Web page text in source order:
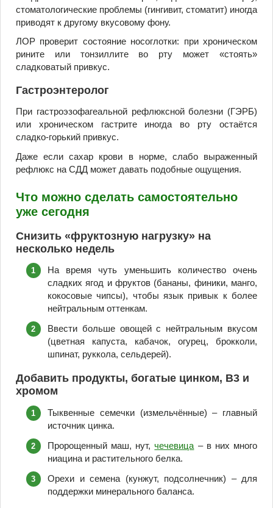
стоматологические проблемы (гингивит, стоматит) иногда
приводят к другому вкусовому фону.
ЛОР проверит состояние носоглотки: при хроническом
рините или тонзиллите во рту может «стоять»
сладковатый привкус.
Гастроэнтеролог
При гастроэзофагеальной рефлюксной болезни (ГЭРБ)
или хроническом гастрите иногда во рту остаётся
сладко-горький привкус.
Даже если сахар крови в норме, слабо выраженный
рефлюкс на СДД может давать подобные ощущения.
Что можно сделать самостоятельно
уже сегодня
Снизить «фруктозную нагрузку» на
несколько недель
На время чуть уменьшить количество очень
сладких ягод и фруктов (бананы, финики, манго,
кокосовые чипсы), чтобы язык привык к более
нейтральным оттенкам.
Ввести больше овощей с нейтральным вкусом
(цветная капуста, кабачок, огурец, брокколи,
шпинат, руккола, сельдерей).
Добавить продукты, богатые цинком, B3 и
хромом
Тыквенные семечки (измельчённые) – главный
источник цинка.
Пророщенный маш, нут,чечевица – в них много
ниацина и растительного белка.
Орехи и семена (кунжут, подсолнечник) – для
поддержки минерального баланса.